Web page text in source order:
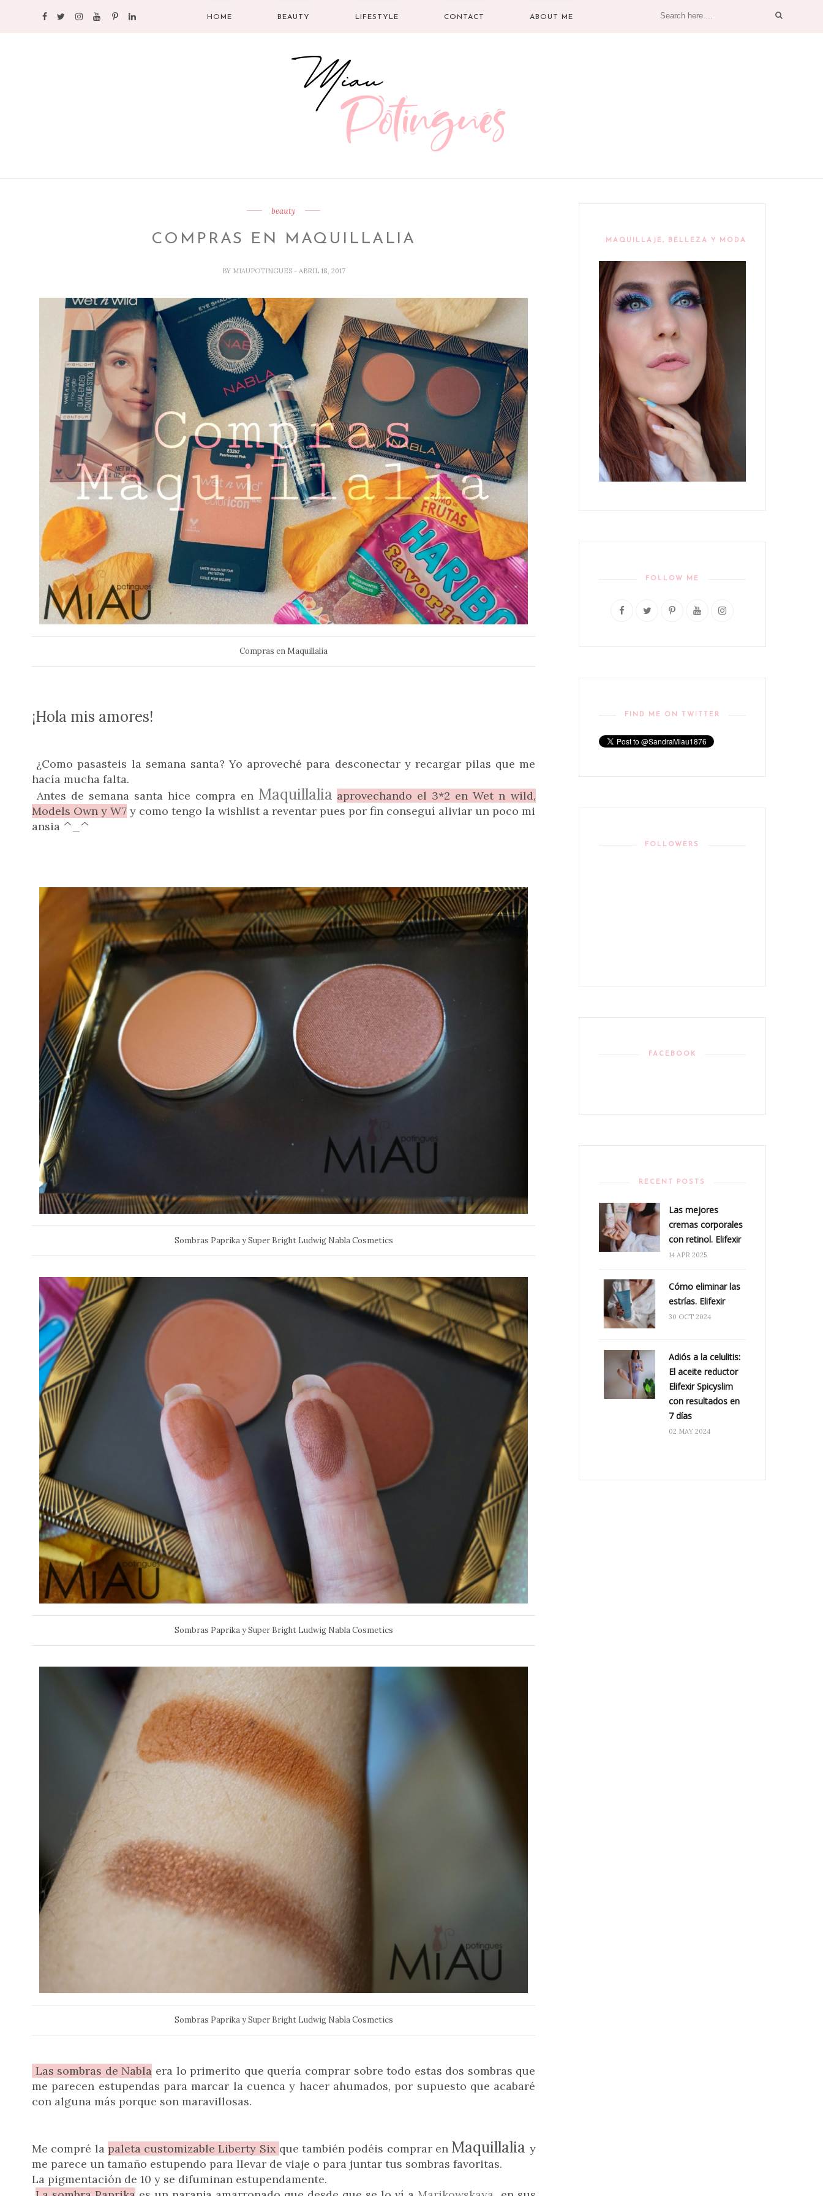
HOME BEAUTY LIFESTYLE CONTACT ABOUT ME
beauty
COMPRAS EN MAQUILLALIA
BY MIAUPOTINGUES - ABRIL 18, 2017
Compras en Maquillalia
¡Hola mis amores!
¿Como pasasteis la semana santa? Yo aproveché para desconectar y recargar pilas que me
hacía mucha falta.
Antes de semana santa hice compra en Maquillalia aprovechando el 3*2 en Wet n wild,
Models Own y W7 y como tengo la wishlist a reventar pues por fin conseguí aliviar un poco mi
ansia ^_^
Sombras Paprika y Super Bright Ludwig Nabla Cosmetics
Sombras Paprika y Super Bright Ludwig Nabla Cosmetics
Sombras Paprika y Super Bright Ludwig Nabla Cosmetics
Las sombras de Nabla era lo primerito que quería comprar sobre todo estas dos sombras que
me parecen estupendas para marcar la cuenca y hacer ahumados, por supuesto que acabaré
con alguna más porque son maravillosas.
Me compré la paleta customizable Liberty Six que también podéis comprar en Maquillalia y
me parece un tamaño estupendo para llevar de viaje o para juntar tus sombras favoritas.
La pigmentación de 10 y se difuminan estupendamente.
MAQUILLAJE, BELLEZA Y MODA
FOLLOW ME
FIND ME ON TWITTER
FOLLOWERS
FACEBOOK
RECENT POSTS
Las mejores
cremas corporales
con retinol. Elifexir
14 APR 2025
Cómo eliminar las
estrías. Elifexir
30 OCT 2024
Adiós a la celulitis:
El aceite reductor
Elifexir Spicyslim
con resultados en
7 días
02 MAY 2024